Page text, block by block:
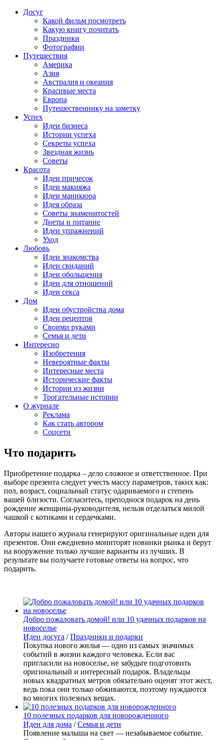
Досуг
Какой фильм посмотреть
Какую книгу почитать
Праздники
Фотографии
Путешествия
Америка
Азия
Австралия и океания
Красивые места
Европа
Путешественнику на заметку
Успех
Идеи бизнеса
Истории успеха
Секреты успеха
Звездная жизнь
Советы
Красота
Идеи причесок
Идеи макияжа
Идеи маникюра
Идея образа
Советы знаменитостей
Диеты и питание
Идеи упражнений
Уход
Любовь
Идеи знакомства
Идеи свиданий
Идеи обольщения
Идеи для отношений
Идеи секса
Дом
Идеи обустройства дома
Идеи рецептов
Своими руками
Семья и дети
Интересно
Изобретения
Невероятные факты
Интересные места
Исторические факты
Истории из жизни
Трогательные истории
О журнале
Реклама
Как стать автором
Соцсети
Что подарить
Приобретение подарка – дело сложное и ответственное. При
выборе презента следует учесть массу параметров, таких как:
пол, возраст, социальный статус одариваемого и степень
вашей близости. Согласитесь, преподнося подарок на день
рождение женщины-руководителя, нельзя отделаться милой
чашкой с котиками и сердечками.
Авторы нашего журнала генерируют оригинальные идеи для
презентов. Они ежедневно мониторят новинки рынка и берут
на вооружение только лучшие варианты из лучших. В
результате вы получаете готовые ответы на вопрос, что
подарить.
Добро пожаловать домой! или 10 удачных подарков на
новоселье
Идеи досуга /Праздники и подарки
Покупка нового жилья — одно из самых значимых
событий в жизни каждого человека. Если вас
пригласили на новоселье, не забудьте подготовить
оригинальный и интересный подарок. Владельцы
новых квадратных метров обязательно оценят этот жест,
ведь пока они только обживаются, поэтому нуждаются
во многих полезных вещах.
10 полезных подарков для новорожденного
Идеи для дома /Семья и дети
Появление малыша на свет — незабываемое событие.